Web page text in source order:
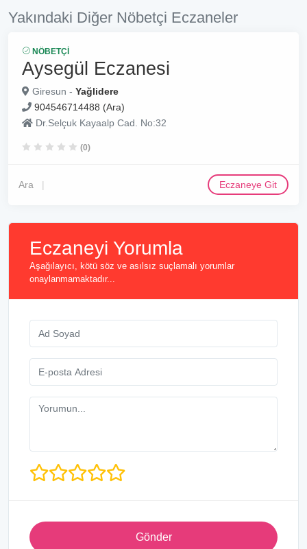
Yakındaki Diğer Nöbetçi Eczaneler
NÖBETÇI
Aysegül Eczanesi
Giresun - Yağlidere
904546714488 (Ara)
Dr.Selçuk Kayaalp Cad. No:32
(0)
Ara Eczaneye Git
Eczaneyi Yorumla
Aşağılayıcı, kötü söz ve asılsız suçlamalı yorumlar
onaylanmamaktadır...
Gönder